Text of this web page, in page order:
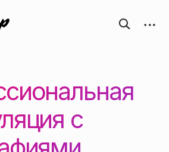
дизайн, вдохновение —
открыть
форму
с